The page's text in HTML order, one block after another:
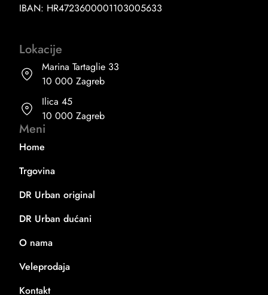
IBAN: HR4723600001103005633
Lokacije
Marina Tartaglie 33
10 000 Zagreb
Ilica 45
10 000 Zagreb
Meni
Home
Trgovina
DR Urban original
DR Urban dućani
O nama
Veleprodaja
Kontakt